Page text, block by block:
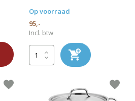
Op voorraad
95,-
Incl. btw